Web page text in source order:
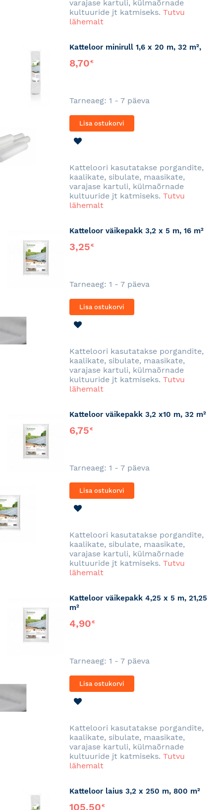
varajase kartuli, külmaõrnade
kultuuride jt katmiseks. Tutvu
lähemalt
Katteloor minirull 1,6 x 20 m, 32 m²,
8,70€
Tarneaeg: 1 - 7 päeva
Lisa ostukorvi
Katteloori kasutatakse porgandite,
kaalikate, sibulate, maasikate,
varajase kartuli, külmaõrnade
kultuuride jt katmiseks. Tutvu
lähemalt
Katteloor väikepakk 3,2 x 5 m, 16 m²
3,25€
Tarneaeg: 1 - 7 päeva
Lisa ostukorvi
Katteloori kasutatakse porgandite,
kaalikate, sibulate, maasikate,
varajase kartuli, külmaõrnade
kultuuride jt katmiseks. Tutvu
lähemalt
Katteloor väikepakk 3,2 x10 m, 32 m²
6,75€
Tarneaeg: 1 - 7 päeva
Lisa ostukorvi
Katteloori kasutatakse porgandite,
kaalikate, sibulate, maasikate,
varajase kartuli, külmaõrnade
kultuuride jt katmiseks. Tutvu
lähemalt
Katteloor väikepakk 4,25 x 5 m, 21,25
m²
4,90€
Tarneaeg: 1 - 7 päeva
Lisa ostukorvi
Katteloori kasutatakse porgandite,
kaalikate, sibulate, maasikate,
varajase kartuli, külmaõrnade
kultuuride jt katmiseks. Tutvu
lähemalt
Katteloor laius 3,2 x 250 m, 800 m²
105,50€